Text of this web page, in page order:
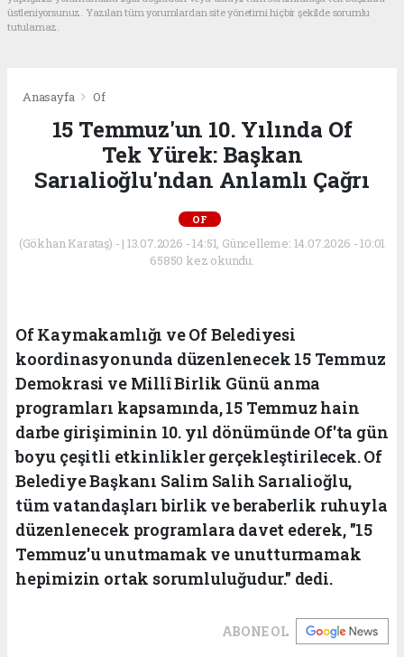
üstleniyorsunuz. Yazılan tüm yorumlardan site yönetimi hiçbir şekilde sorumlu
tutulamaz.
Anasayfa Of
15 Temmuz'un 10. Yılında Of
Tek Yürek: Başkan
Sarıalioğlu'ndan Anlamlı Çağrı
OF
(Gökhan Karataş) - | 13.07.2026 - 14:51, Güncelleme: 14.07.2026 - 10:01
65850 kez okundu.
Of Kaymakamlığı ve Of Belediyesi
koordinasyonunda düzenlenecek 15 Temmuz
Demokrasi ve Millî Birlik Günü anma
programları kapsamında, 15 Temmuz hain
darbe girişiminin 10. yıl dönümünde Of'ta gün
boyu çeşitli etkinlikler gerçekleştirilecek. Of
Belediye Başkanı Salim Salih Sarıalioğlu,
tüm vatandaşları birlik ve beraberlik ruhuyla
düzenlenecek programlara davet ederek, "15
Temmuz'u unutmamak ve unutturmamak
hepimizin ortak sorumluluğudur." dedi.
ABONE OL